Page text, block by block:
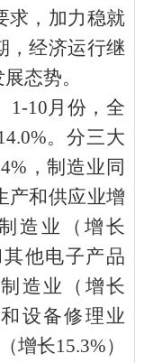
求，加力稳就
，经济运行继
态势。
1-10 月份，全
。分三大
，制造业同
产和供应业增
造业（增长
他电子产品
造业（增长
设备修理业
增长15.3%）